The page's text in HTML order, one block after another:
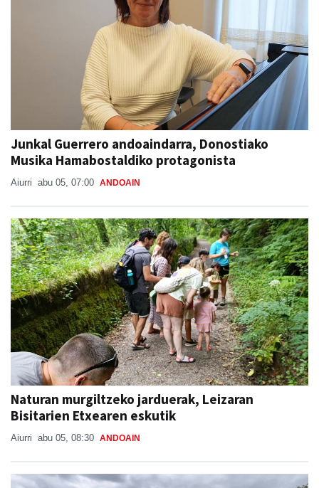
Junkal Guerrero andoaindarra, Donostiako
Musika Hamabostaldiko protagonista
Aiurri abu 05, 07:00 ANDOAIN
Naturan murgiltzeko jarduerak, Leizaran
Bisitarien Etxearen eskutik
Aiurri abu 05, 08:30 ANDOAIN